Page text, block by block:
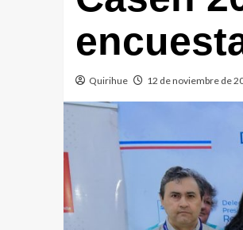
Quirihue 12 de noviembre de